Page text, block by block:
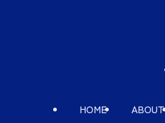
HOME ABOUT